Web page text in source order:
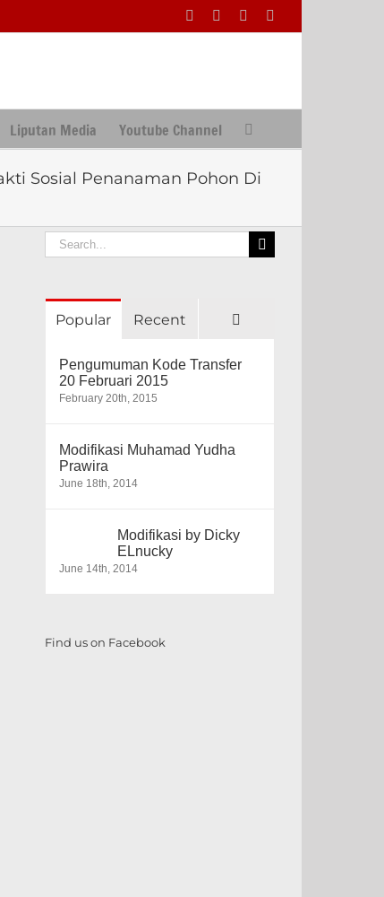
FacebookFacebook
Liputan Media Youtube Channel
Sosial Penanaman Pohon Di
Search
for:
Popular Recent
Pengumuman Kode Transfer
20 Februari 2015
February 20th, 2015
Modifikasi Muhamad Yudha
Prawira
June 18th, 2014
Modifikasi by Dicky
ELnucky
June 14th, 2014
Find us on Facebook